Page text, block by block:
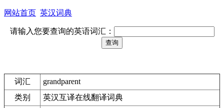
网站首页 英汉词典
请输入您要查询的英语词汇：
词汇
grandparent
类别
英汉互译在线翻译词典